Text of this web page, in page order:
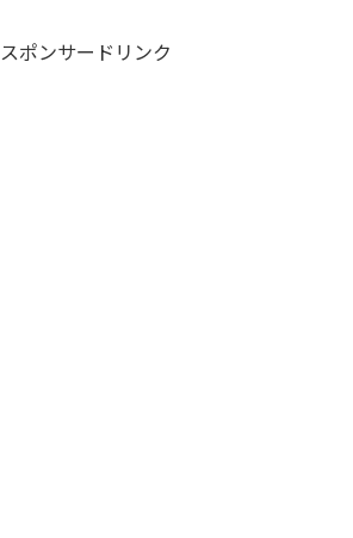
スポンサードリンク